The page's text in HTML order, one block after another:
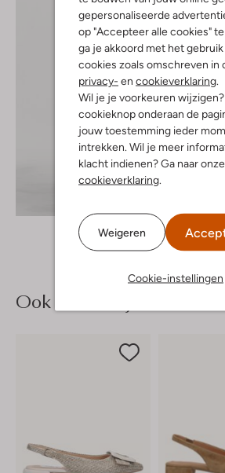
gepersonaliseerde
op "Accepteer alle cookies"
ga je akkoord met het gebruik
cookies zoals omschreven in
privacy- en cookieverklaring.
Wil je je voorkeuren
cookieknop onderaan de
jouw toestemming ieder
intrekken. Wil je meer
klacht indienen? Ga naar onze
cookieverklaring.
Weigeren
Cookie-instellingen
Ook iets voor jou?